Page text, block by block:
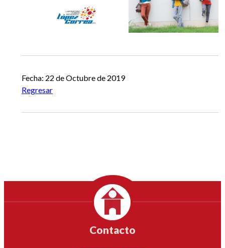
Fecha: 22 de Octubre de 2019
Regresar
Contacto